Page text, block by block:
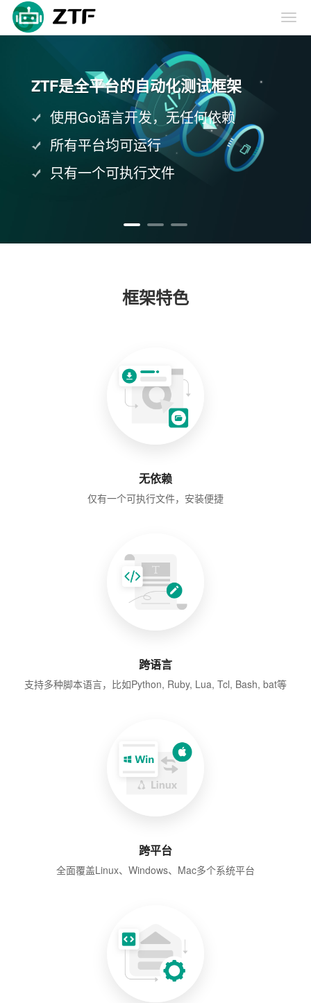
ZTF是全平台的自动化测试框架
使用Go语言开发，无任何依赖
所有平台均可运行
只有一个可执行文件
框架特色
无依赖
仅有一个可执行文件，安装便捷
跨语言
支持多种脚本语言，比如Python, Ruby, Lua, Tcl, Bash, bat等
跨平台
全面覆盖Linux、Windows、Mac多个系统平台